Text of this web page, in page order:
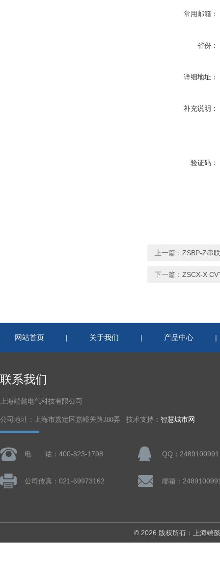
常用邮箱：
省份：
详细地址：
补充说明：
验证码：
上一篇： ZSBP-Z串
下一篇： ZSCX-X
网站首页 | 关于我们 | 产品中心
联系我们
上海端懿电气科技有限公司
公司地址：上海市嘉定区嘉峪关路380弄 技术支持： 智慧城市网
电 话：400-823-1798 QQ：2489100991
公司传真：021-69973162 邮箱：
© 2026 版权所有：上海端